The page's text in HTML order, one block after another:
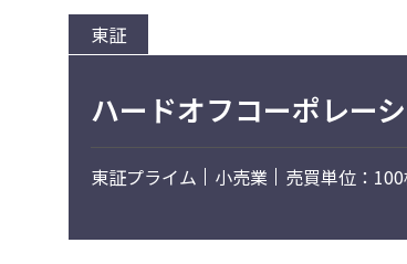
東証
ハードオフコーポレー
東証プライム 小売業 売買単位：